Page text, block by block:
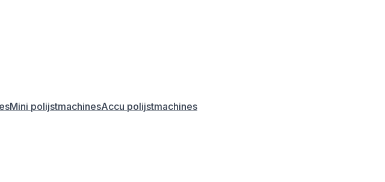
Mini polijstmachinesAccu polijstmachines